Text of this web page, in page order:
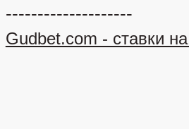
--------------------
Gudbet.com - ставки